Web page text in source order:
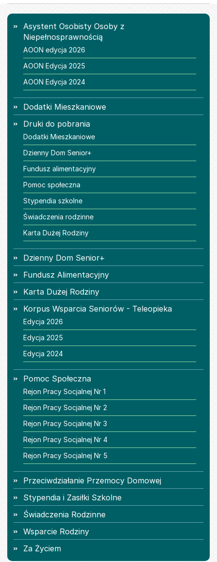
Menu
Asystent Osobisty Osoby z
Niepełnosprawnością
AOON edycja 2026
AOON Edycja 2025
AOON Edycja 2024
Dodatki Mieszkaniowe
Druki do pobrania
Dodatki Mieszkaniowe
Dzienny Dom Senior+
Fundusz alimentacyjny
Pomoc społeczna
Stypendia szkolne
Świadczenia rodzinne
Karta Dużej Rodziny
Dzienny Dom Senior+
Fundusz Alimentacyjny
Karta Dużej Rodziny
Korpus Wsparcia Seniorów - Teleopieka
Edycja 2026
Edycja 2025
Edycja 2024
Pomoc Społeczna
Rejon Pracy Socjalnej Nr 1
Rejon Pracy Socjalnej Nr 2
Rejon Pracy Socjalnej Nr 3
Rejon Pracy Socjalnej Nr 4
Rejon Pracy Socjalnej Nr 5
Przeciwdziałanie Przemocy Domowej
Stypendia i Zasiłki Szkolne
Świadczenia Rodzinne
Wsparcie Rodziny
Za Życiem